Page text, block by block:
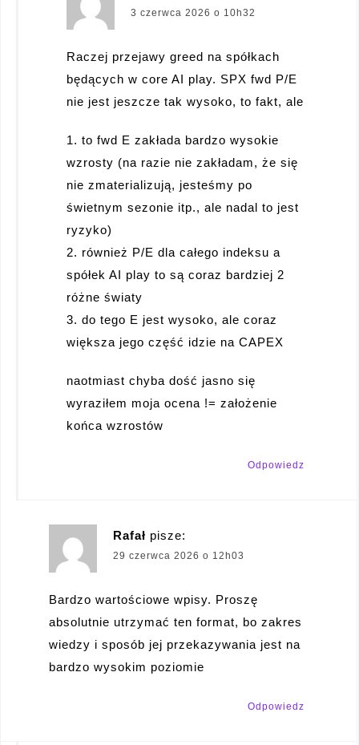
3 czerwca 2026 o 10h32
Raczej przejawy greed na spółkach
będących w core AI play. SPX fwd P/E
nie jest jeszcze tak wysoko, to fakt, ale
1. to fwd E zakłada bardzo wysokie
wzrosty (na razie nie zakładam, że się
nie zmaterializują, jesteśmy po
świetnym sezonie itp., ale nadal to jest
ryzyko)
2. również P/E dla całego indeksu a
spółek AI play to są coraz bardziej 2
różne światy
3. do tego E jest wysoko, ale coraz
większa jego część idzie na CAPEX
naotmiast chyba dość jasno się
wyraziłem moja ocena != założenie
końca wzrostów
Odpowiedz
Rafał pisze:
29 czerwca 2026 o 12h03
Bardzo wartościowe wpisy. Proszę
absolutnie utrzymać ten format, bo zakres
wiedzy i sposób jej przekazywania jest na
bardzo wysokim poziomie
Odpowiedz